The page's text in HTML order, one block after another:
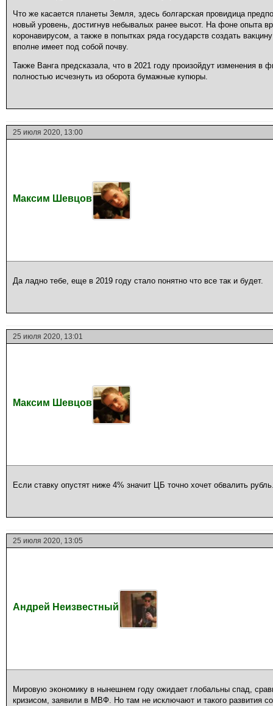
Что же касается планеты Земля, здесь болгарская провидица
новый уровень, достигнув небывалых ранее высот. На фоне опыта
коронавирусом, а также в попытках ряда государств создать
вполне имеет под собой почву.
Также Ванга предсказала, что в 2021 году произойдут изменения в
полностью исчезнуть из оборота бумажные купюры.
25 июля 2020, 13:00
Максим Шевцов
Да ладно тебе, еще в 2019 году стало понятно что все так и будет.
25 июля 2020, 13:01
Максим Шевцов
Если ставку опустят ниже 4% значит ЦБ точно хочет обвалить
25 июля 2020, 13:05
Андрей Неизвестный
Мировую экономику в нынешнем году ожидает глобальны спад,
кризисом, заявили в МВФ. Но там не исключают и такого развития